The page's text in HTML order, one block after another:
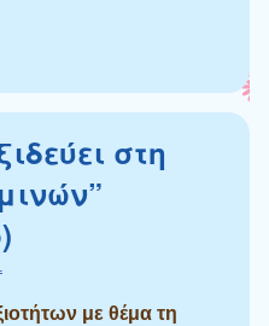
στη
με θέμα τη